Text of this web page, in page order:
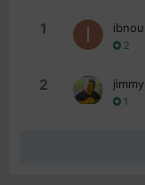
1 ibnou
2
2 jimmy
1